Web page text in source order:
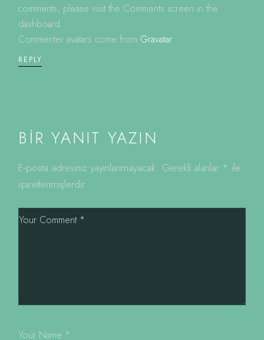
comments, please visit the Comments screen in the
dashboard.
Commenter avatars come from Gravatar.
REPLY
BIR YANIT YAZIN
E-posta adresiniz yayınlanmayacak. Gerekli alanlar * ile
işaretlenmişlerdir